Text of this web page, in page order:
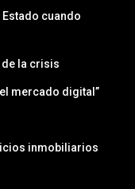
cuando
la crisis
mercado digital”
inmobiliarios